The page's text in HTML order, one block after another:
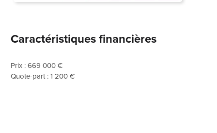
Caractéristiques financières
Prix : 669 000 €
Quote-part : 1 200 €